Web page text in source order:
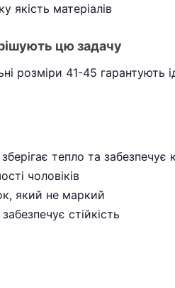
якість матеріалів
цю задачу
розміри 41-45 гарантують
тепло та забезпечує
чоловіків
який не маркий
стійкість